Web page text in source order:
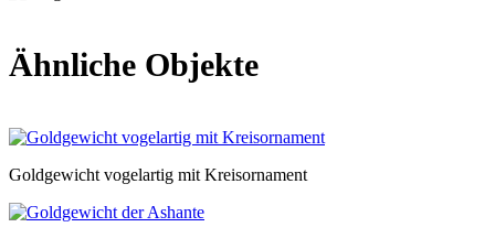
Ähnliche Objekte
Goldgewicht vogelartig mit Kreisornament